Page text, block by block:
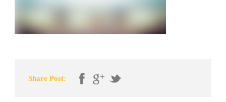
Share Post: